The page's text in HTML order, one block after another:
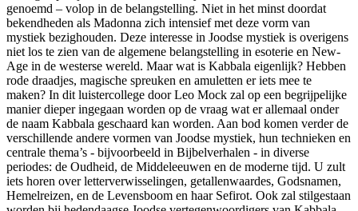
genoemd – volop in de belangstelling. Niet in het minst doordat
bekendheden als Madonna zich intensief met deze vorm van
mystiek bezighouden. Deze interesse in Joodse mystiek is overigens
niet los te zien van de algemene belangstelling in esoterie en New-
Age in de westerse wereld. Maar wat is Kabbala eigenlijk? Hebben
rode draadjes, magische spreuken en amuletten er iets mee te
maken? In dit luistercollege door Leo Mock zal op een begrijpelijke
manier dieper ingegaan worden op de vraag wat er allemaal onder
de naam Kabbala geschaard kan worden. Aan bod komen verder de
verschillende andere vormen van Joodse mystiek, hun technieken en
centrale thema’s - bijvoorbeeld in Bijbelverhalen - in diverse
periodes: de Oudheid, de Middeleeuwen en de moderne tijd. U zult
iets horen over letterverwisselingen, getallenwaardes, Godsnamen,
Hemelreizen, en de Levensboom en haar Sefirot. Ook zal stilgestaan